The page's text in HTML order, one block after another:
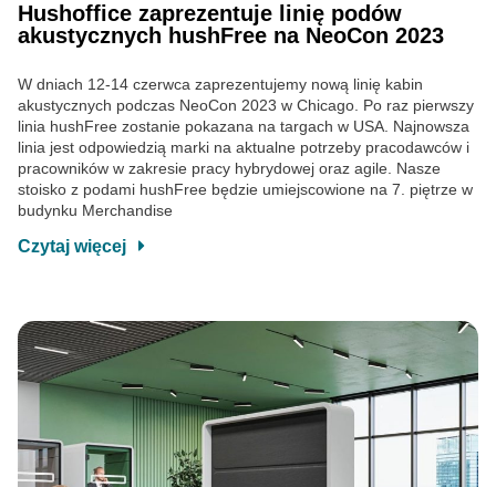
Hushoffice zaprezentuje linię podów
akustycznych hushFree na NeoCon 2023
W dniach 12-14 czerwca zaprezentujemy nową linię kabin
akustycznych podczas NeoCon 2023 w Chicago. Po raz pierwszy
linia hushFree zostanie pokazana na targach w USA. Najnowsza
linia jest odpowiedzią marki na aktualne potrzeby pracodawców i
pracowników w zakresie pracy hybrydowej oraz agile. Nasze
stoisko z podami hushFree będzie umiejscowione na 7. piętrze w
budynku Merchandise
Czytaj więcej